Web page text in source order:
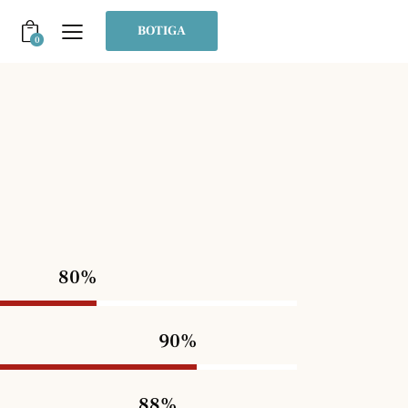
0
BOTIGA
80%
90%